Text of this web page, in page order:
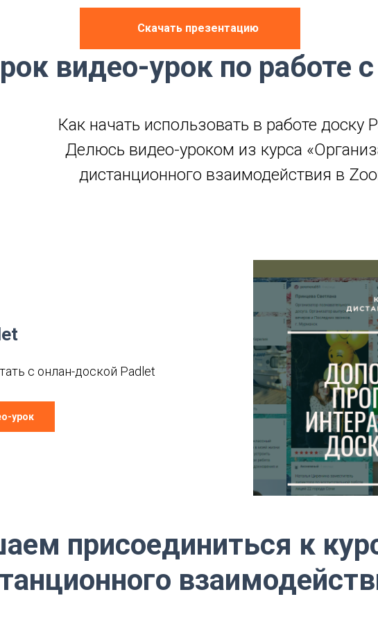
Скачать презентацию
видео-урок по работе
Как начать использовать в работе доску
Делюсь видео-уроком из курса
дистанционного взаимодействия в
с онлан-доской Padlet
урок
присоединиться к